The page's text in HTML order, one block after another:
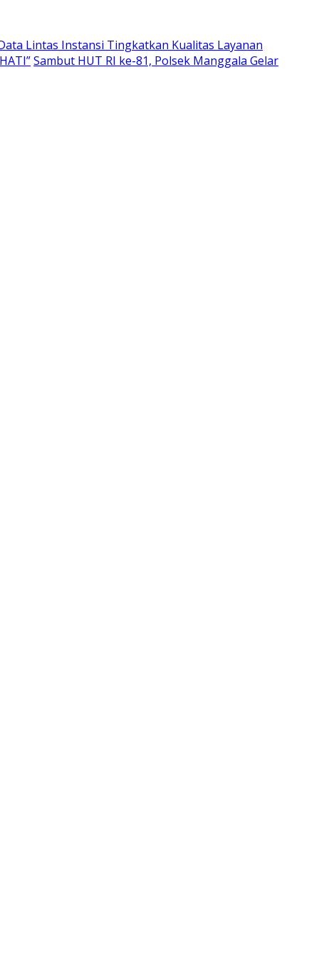
Lintas Instansi Tingkatkan Kualitas Layanan
Sambut HUT RI ke-81, Polsek Manggala Gelar